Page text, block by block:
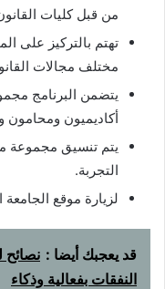
من قبل كليات
تهتم بالتركيز على
مختلف مجالات
يتضمن البرنامج
أكاديميون
يتم تنسيق مجموعة من
التجربة.
لزيارة موقع
قد يعجبك أيضا : نصائح
النفقات بفعالية وذكاء